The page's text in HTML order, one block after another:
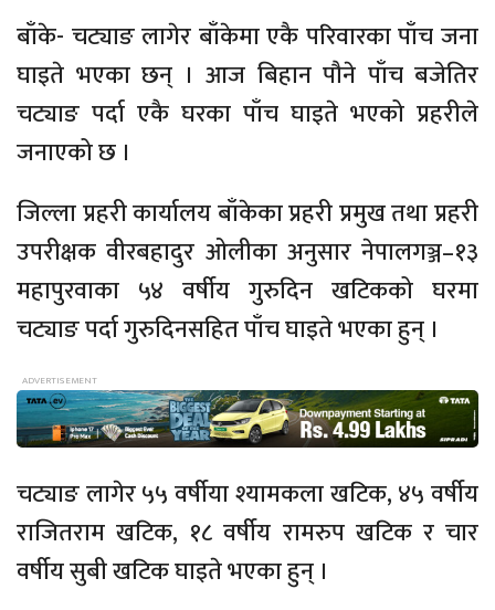
बाँके- चट्याङ लागेर बाँकेमा एकै परिवारका पाँच जना
घाइते भएका छन् । आज बिहान पौने पाँच बजेतिर
चट्याङ पर्दा एकै घरका पाँच घाइते भएको प्रहरीले
जनाएको छ ।
जिल्ला प्रहरी कार्यालय बाँकेका प्रहरी प्रमुख तथा प्रहरी
उपरीक्षक वीरबहादुर ओलीका अनुसार नेपालगञ्ज–१३
महापुरवाका ५४ वर्षीय गुरुदिन खटिकको घरमा
चट्याङ पर्दा गुरुदिनसहित पाँच घाइते भएका हुन् ।
चट्याङ लागेर ५५ वर्षीया श्यामकला खटिक, ४५ वर्षीय
राजितराम खटिक, १८ वर्षीय रामरुप खटिक र चार
वर्षीय सुबी खटिक घाइते भएका हुन् ।